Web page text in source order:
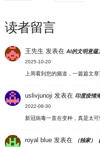
读者留言
王先生 发表在AI的文明意蕴
2025-10-20
上周看到您的频道，一篇篇文
uslivjunoji 发表在 印度疫情
2022-08-30
新冠病毒一直在变种，真是太可
royal blue 发表在
（独家）